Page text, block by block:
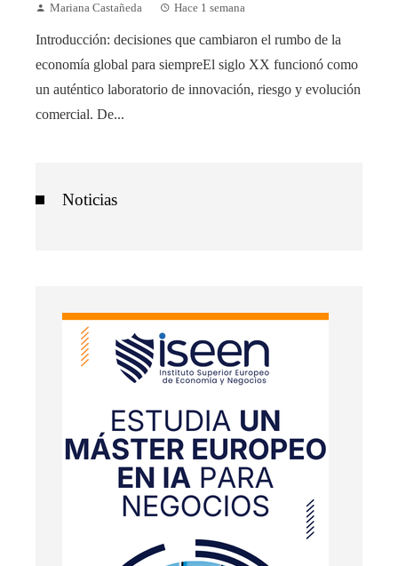
Mariana Castañeda Hace 1 semana
Introducción: decisiones que cambiaron el rumbo de la
economía global para siempreEl siglo XX funcionó como
un auténtico laboratorio de innovación, riesgo y evolución
comercial. De...
Noticias